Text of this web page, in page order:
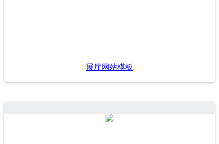
展厅网站模板